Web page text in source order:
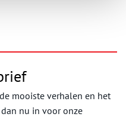
mooiste verhalen en het
nu in voor onze